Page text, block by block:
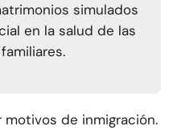
simulados
en la salud de las
motivos de inmigración.